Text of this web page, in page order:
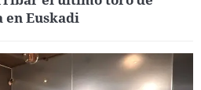
en Euskadi